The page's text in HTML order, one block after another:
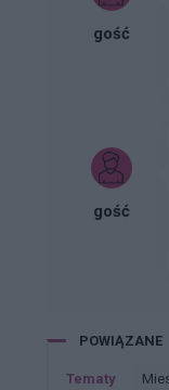
gość
gość
POWIĄZANE
Tematy